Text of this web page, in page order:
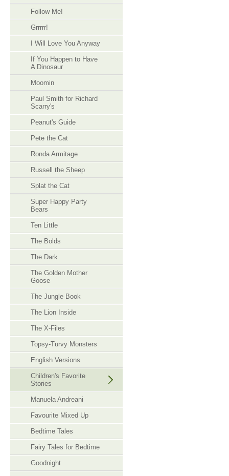
Follow Me!
Grrrrr!
I Will Love You Anyway
If You Happen to Have
A Dinosaur
Moomin
Paul Smith for Richard
Scarry's
Peanut's Guide
Pete the Cat
Ronda Armitage
Russell the Sheep
Splat the Cat
Super Happy Party
Bears
Ten Little
The Bolds
The Dark
The Golden Mother
Goose
The Jungle Book
The Lion Inside
The X-Files
Topsy-Turvy Monsters
English Versions
Children's Favorite
Stories
Manuela Andreani
Favourite Mixed Up
Bedtime Tales
Fairy Tales for Bedtime
Goodnight